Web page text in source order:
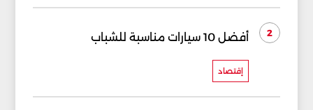
2 أفضل 10 سيارات مناسبة للشباب
إقتصاد